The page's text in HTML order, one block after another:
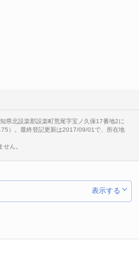
県北設楽郡設楽町荒尾字宝ノ久保17番地2に
）。最終登記更新は2017/09/01で、所在地
ん。
表示する